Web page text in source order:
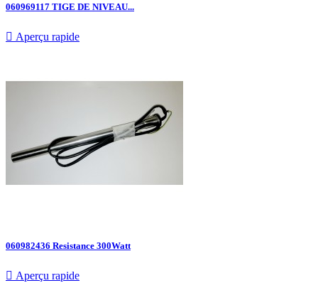
060969117 TIGE DE NIVEAU...
 Aperçu rapide
060982436 Resistance 300Watt
 Aperçu rapide